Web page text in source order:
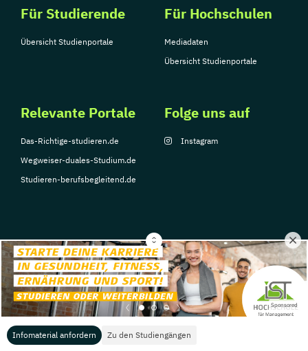
Infomaterial anfordern Zu den Studiengängen
Sponsored
Für Studierende
Übersicht Studienportale
Für Hochschulen
Mediadaten
Übersicht Studienportale
Relevante Portale
Das-Richtige-studieren.de
Wegweiser-duales-Studium.de
Studieren-berufsbegleitend.de
Folge uns auf
Instagram
© Copyright 2026, TarGroup Media GmbH
Impressum
Datenschutzerklärung Nutzungsbedingungen